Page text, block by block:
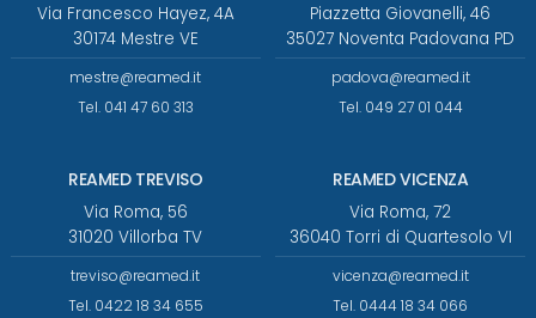
Via Francesco Hayez, 4A
30174 Mestre VE
mestre@reamed.it
Tel. 041 47 60 313
Piazzetta Giovanelli, 46
35027 Noventa Padovana PD
padova@reamed.it
Tel. 049 27 01 044
REAMED TREVISO
Via Roma, 56
31020 Villorba TV
treviso@reamed.it
Tel. 0422 18 34 655
REAMED VICENZA
Via Roma, 72
36040 Torri di Quartesolo VI
vicenza@reamed.it
Tel. 0444 18 34 066